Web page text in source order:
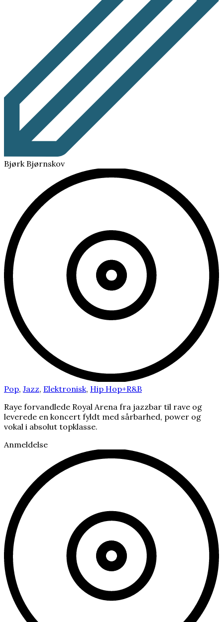
Bjørk Bjørnskov
Pop, Jazz, Elektronisk, Hip Hop+R&B
Raye forvandlede Royal Arena fra jazzbar til rave og
leverede en koncert fyldt med sårbarhed, power og
vokal i absolut topklasse.
Anmeldelse